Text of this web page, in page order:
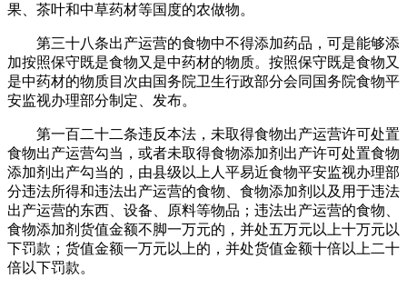
果、茶叶和中草药材等国度的农做物。
第三十八条出产运营的食物中不得添加药品，可是能够添
加按照保守既是食物又是中药材的物质。按照保守既是食物又
是中药材的物质目次由国务院卫生行政部分会同国务院食物平
安监视办理部分制定、发布。
第一百二十二条违反本法，未取得食物出产运营许可处置
食物出产运营勾当，或者未取得食物添加剂出产许可处置食物
添加剂出产勾当的，由县级以上人平易近食物平安监视办理部
分违法所得和违法出产运营的食物、食物添加剂以及用于违法
出产运营的东西、设备、原料等物品；违法出产运营的食物、
食物添加剂货值金额不脚一万元的，并处五万元以上十万元以
下罚款；货值金额一万元以上的，并处货值金额十倍以上二十
倍以下罚款。